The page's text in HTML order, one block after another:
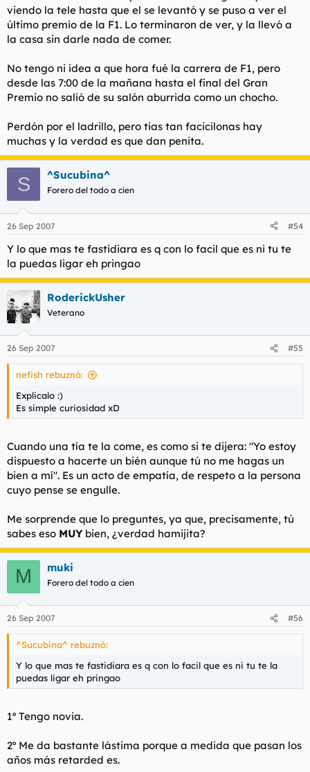
viendo la tele hasta que el se levantó y se puso a ver el
último premio de la F1. Lo terminaron de ver, y la llevó a
la casa sin darle nada de comer.
No tengo ni idea a que hora fué la carrera de F1, pero
desde las 7:00 de la mañana hasta el final del Gran
Premio no salió de su salón aburrida como un chocho.
Perdón por el ladrillo, pero tias tan facicilonas hay
muchas y la verdad es que dan penita.
S ^Sucubina^
Forero del todo a cien
26 Sep 2007 #54
Y lo que mas te fastidiara es q con lo facil que es ni tu te
la puedas ligar eh pringao
RoderickUsher
Veterano
26 Sep 2007 #55
nefish rebuznó:
Explicalo :)
Es simple curiosidad xD
Cuando una tía te la come, es como si te dijera: "Yo estoy
dispuesto a hacerte un bién aunque tú no me hagas un
bien a mí". Es un acto de empatía, de respeto a la persona
cuyo pense se engulle.
Me sorprende que lo preguntes, ya que, precisamente, tú
sabes eso MUYbien, ¿verdad hamijita?
M muki
Forero del todo a cien
26 Sep 2007 #56
^Sucubina^ rebuznó:
Y lo que mas te fastidiara es q con lo facil que es ni tu te la
puedas ligar eh pringao
1º Tengo novia.
2º Me da bastante lástima porque a medida que pasan los
años más retarded es.